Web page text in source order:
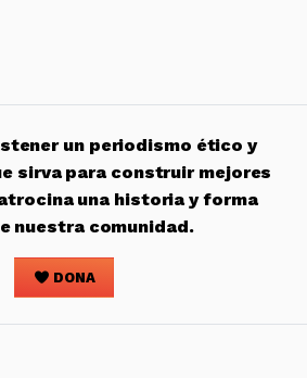
un periodismo ético y
sirva para construir mejores
una historia y forma
nuestra comunidad.
DONA